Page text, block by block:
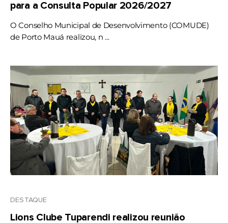
para a Consulta Popular 2026/2027
O Conselho Municipal de Desenvolvimento (COMUDE)
de Porto Mauá realizou, n ...
DESTAQUE
Lions Clube Tuparendi realizou reunião